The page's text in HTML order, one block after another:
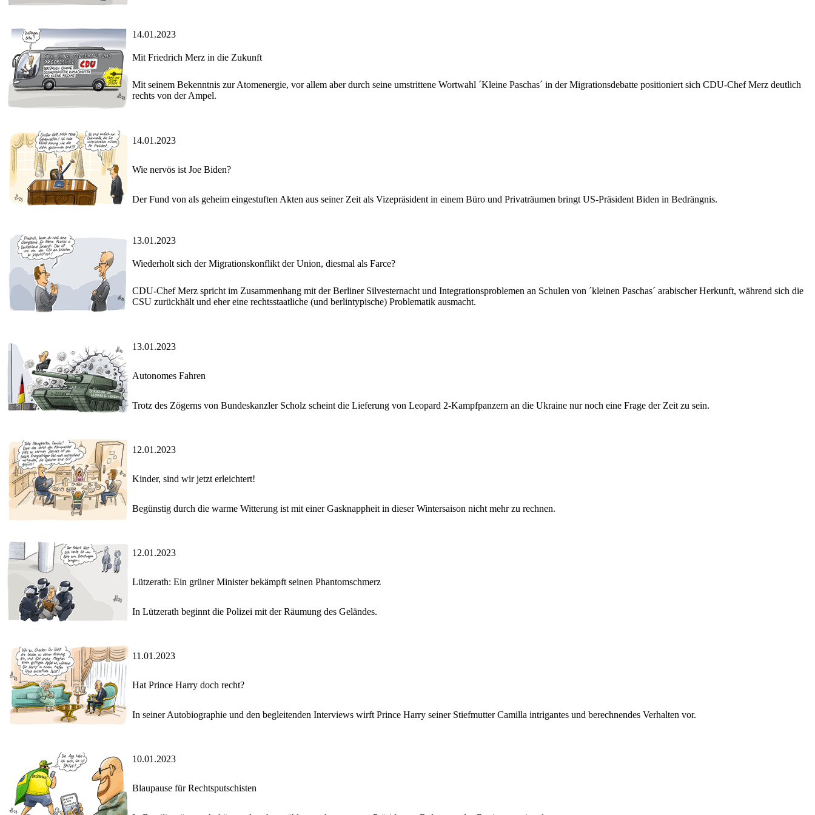
14.01.2023
Mit Friedrich Merz in die Zukunft
Mit seinem Bekenntnis zur Atomenergie, vor allem aber durch seine umstrittene Wortwahl ´Kleine Paschas´ in der Migrationsdebatte positioniert sich CDU-Chef Merz deutlich
rechts von der Ampel.
14.01.2023
Wie nervös ist Joe Biden?
Der Fund von als geheim eingestuften Akten aus seiner Zeit als Vizepräsident in einem Büro und Privaträumen bringt US-Präsident Biden in Bedrängnis.
13.01.2023
Wiederholt sich der Migrationskonflikt der Union, diesmal als Farce?
CDU-Chef Merz spricht im Zusammenhang mit der Berliner Silvesternacht und Integrationsproblemen an Schulen von ´kleinen Paschas´ arabischer Herkunft, während sich die
CSU zurückhält und eher eine rechtsstaatliche (und berlintypische) Problematik ausmacht.
13.01.2023
Autonomes Fahren
Trotz des Zögerns von Bundeskanzler Scholz scheint die Lieferung von Leopard 2-Kampfpanzern an die Ukraine nur noch eine Frage der Zeit zu sein.
12.01.2023
Kinder, sind wir jetzt erleichtert!
Begünstig durch die warme Witterung ist mit einer Gasknappheit in dieser Wintersaison nicht mehr zu rechnen.
12.01.2023
Lützerath: Ein grüner Minister bekämpft seinen Phantomschmerz
In Lützerath beginnt die Polizei mit der Räumung des Geländes.
11.01.2023
Hat Prince Harry doch recht?
In seiner Autobiographie und den begleitenden Interviews wirft Prince Harry seiner Stiefmutter Camilla intrigantes und berechnendes Verhalten vor.
10.01.2023
Blaupause für Rechtsputschisten